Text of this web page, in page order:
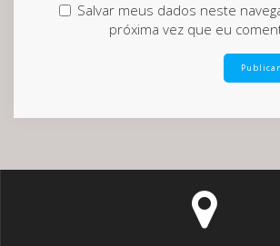
Salvar meus dados neste
próxima vez que eu